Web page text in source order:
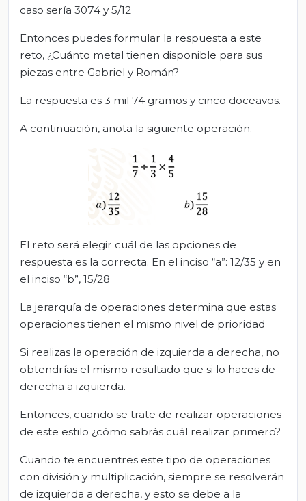
caso sería 3074 y 5/12
Entonces puedes formular la respuesta a este
reto, ¿Cuánto metal tienen disponible para sus
piezas entre Gabriel y Román?
La respuesta es 3 mil 74 gramos y cinco doceavos.
A continuación, anota la siguiente operación.
El reto será elegir cuál de las opciones de
respuesta es la correcta. En el inciso “a”: 12/35 y en
el inciso “b”, 15/28
La jerarquía de operaciones determina que estas
operaciones tienen el mismo nivel de prioridad
Si realizas la operación de izquierda a derecha, no
obtendrías el mismo resultado que si lo haces de
derecha a izquierda.
Entonces, cuando se trate de realizar operaciones
de este estilo ¿cómo sabrás cuál realizar primero?
Cuando te encuentres este tipo de operaciones
con división y multiplicación, siempre se resolverán
de izquierda a derecha, y esto se debe a la